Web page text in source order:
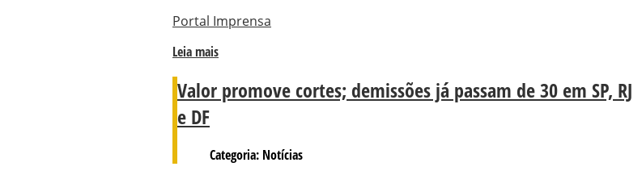
Portal Imprensa
Leia mais
Valor promove cortes; demissões já passam de 30 em SP, RJ
e DF
Categoria: Notícias